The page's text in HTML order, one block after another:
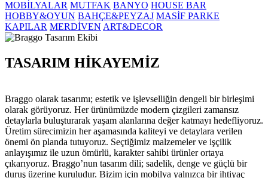
MOBİLYALAR MUTFAK BANYO HOUSE BAR
HOBBY&OYUN BAHÇE&PEYZAJ MASİF PARKE
KAPILAR MERDİVEN ART&DECOR
TASARIM HİKAYEMİZ
Braggo olarak tasarımı; estetik ve işlevselliğin dengeli bir birleşimi
olarak görüyoruz. Her ürünümüzde modern çizgileri zamansız
detaylarla buluşturarak yaşam alanlarına değer katmayı hedefliyoruz.
Üretim sürecimizin her aşamasında kaliteyi ve detaylara verilen
önemi ön planda tutuyoruz. Seçtiğimiz malzemeler ve işçilik
anlayışımız ile uzun ömürlü, karakter sahibi ürünler ortaya
çıkarıyoruz. Braggo’nun tasarım dili; sadelik, denge ve güçlü bir
duruş üzerine kuruludur. Bizim için mobilya yalnızca bir ihtiyaç